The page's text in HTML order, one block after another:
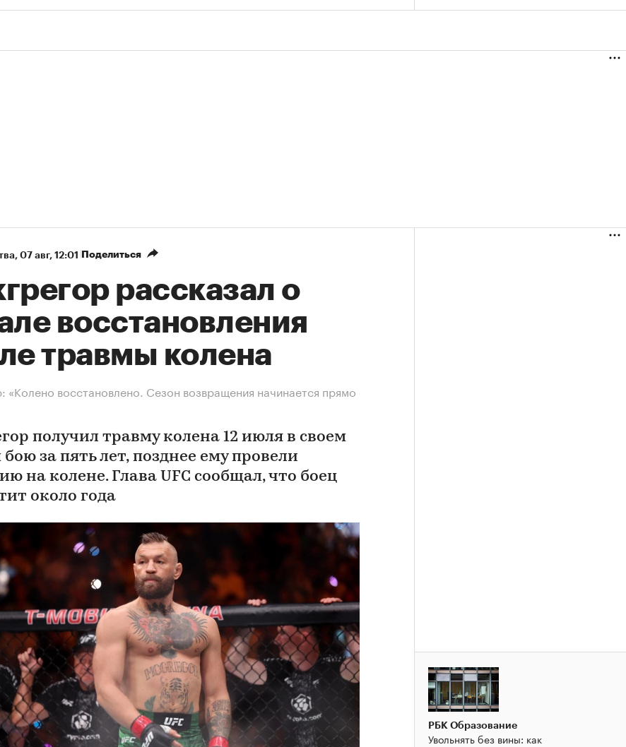
⁠, 07 авг, 12:01 Поделиться
рассказал о
восстановления
травмы колена
«Колено восстановлено. Сезон возвращения начинается прямо
получил травму колена 12 июля в своем
за пять лет, позднее ему провели
на колене. Глава UFC сообщал, что боец
около года
РБК Образование
Увольнять без вины: как